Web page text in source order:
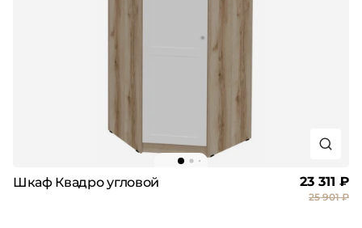
Шкаф Квадро угловой 23 311 ₽
25 901 ₽